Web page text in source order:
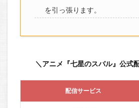
を引っ張ります。
＼アニメ『七星のスバル』公式
配信サービス